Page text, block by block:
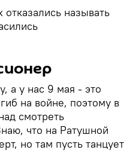
называть
а у нас 9 мая - это
на войне, поэтому в
смотреть
что на Ратушной
но там пусть танцует